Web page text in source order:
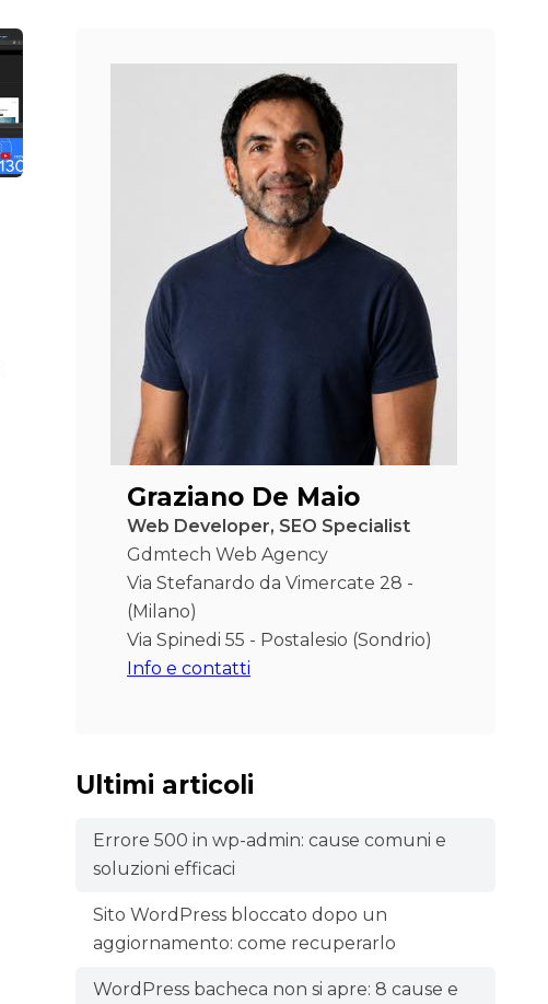
Graziano De Maio
Web Developer, SEO Specialist
Gdmtech Web Agency
Via Stefanardo da Vimercate 28 -
(Milano)
Via Spinedi 55 - Postalesio (Sondrio)
Info e contatti
Ultimi articoli
Errore 500 in wp-admin: cause comuni e
soluzioni efficaci
Sito WordPress bloccato dopo un
aggiornamento: come recuperarlo
WordPress bacheca non si apre: 8 cause e